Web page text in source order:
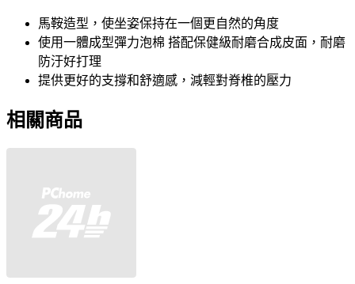
馬鞍造型，使坐姿保持在一個更自然的角度
使用一體成型彈力泡棉 搭配保健級耐磨合成皮面，耐磨
防汙好打理
提供更好的支撐和舒適感，減輕對脊椎的壓力
相關商品